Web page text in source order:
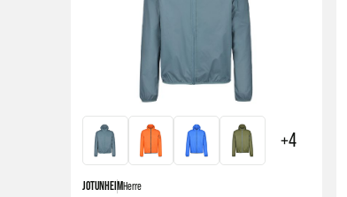
+4
JOTUNHEIMHerre